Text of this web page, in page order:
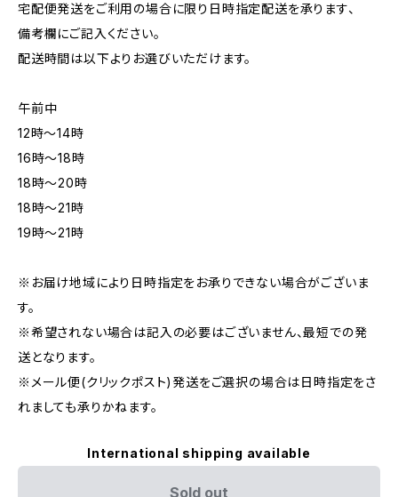
宅配便発送をご利用の場合に限り日時指定配送を承ります、
備考欄にご記入ください。
配送時間は以下よりお選びいただけます。
午前中
12時〜14時
16時〜18時
18時〜20時
18時〜21時
19時〜21時
※お届け地域により日時指定をお承りできない場合がございま
す。
※希望されない場合は記入の必要はございません、最短での発
送となります。
※メール便(クリックポスト)発送をご選択の場合は日時指定をさ
れましても承りかねます。
International shipping available
Sold out